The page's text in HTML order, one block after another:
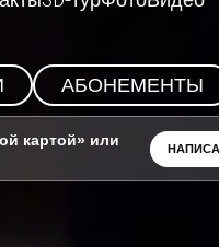
АБОНЕМЕНТЫ
картой» или